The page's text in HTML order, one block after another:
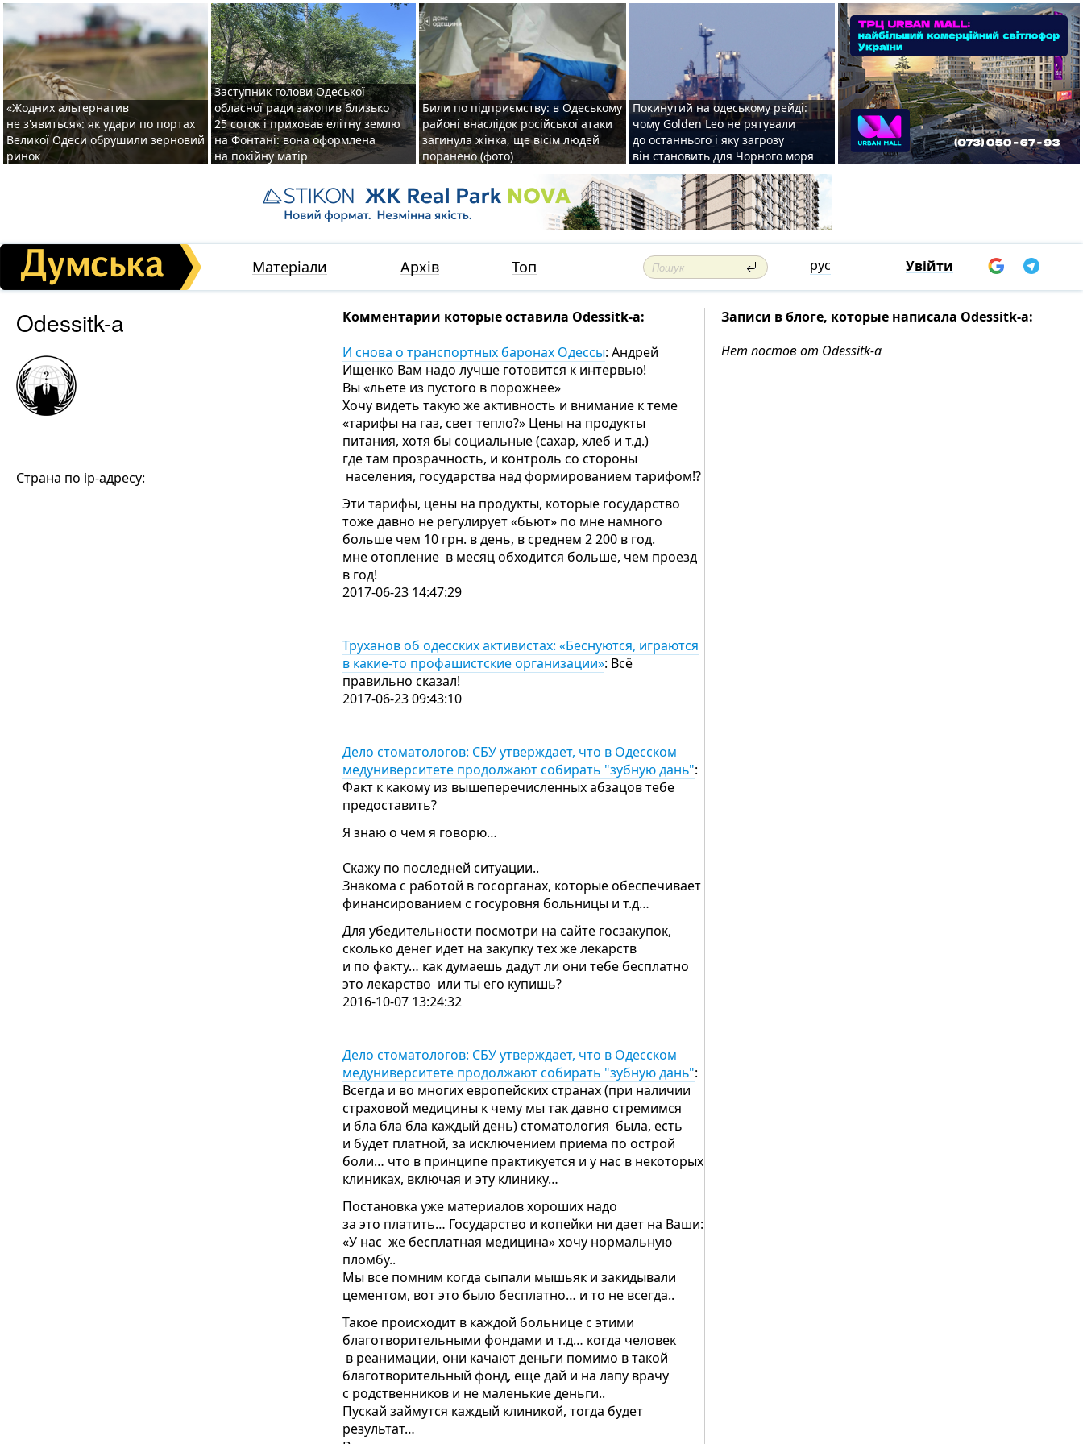
«Жодних альтернатив
не з'явиться»: як удари по портах
Великої Одеси обрушили зерновий
ринок
Заступник голови Одеської
обласної ради захопив близько
25 соток і приховав елітну землю
на Фонтані: вона оформлена
на покійну матір
Били по підприємству: в Одеському
районі внаслідок російської атаки
загинула жінка, ще вісім людей
поранено (фото)
Покинутий на одеському рейді:
чому Golden Leo не рятували
до останнього і яку загрозу
він становить для Чорного моря
Матеріали Архів Топ рус Увійти
Odessitk-a
Страна по ip-адресу:
Комментарии которые оставила Odessitk-a:
И снова о транспортных баронах Одессы: Андрей
Ищенко Вам надо лучше готовится к интервью!
Вы «льете из пустого в порожнее»
Хочу видеть такую же активность и внимание к теме
«тарифы на газ, свет тепло?» Цены на продукты
питания, хотя бы социальные (сахар, хлеб и т.д.)
где там прозрачность, и контроль со стороны
населения, государства над формированием тарифом!?
Эти тарифы, цены на продукты, которые государство
тоже давно не регулирует «бьют» по мне намного
больше чем 10 грн. в день, в среднем 2 200 в год.
мне отопление в месяц обходится больше, чем проезд
в год!
2017-06-23 14:47:29
Труханов об одесских активистах: «Беснуются, играются
в какие-то профашистские организации»: Всё
правильно сказал!
2017-06-23 09:43:10
Дело стоматологов: СБУ утверждает, что в Одесском
медуниверситете продолжают собирать "зубную дань":
Факт к какому из вышеперечисленных абзацов тебе
предоставить?
Я знаю о чем я говорю…
Скажу по последней ситуации..
Знакома с работой в госорганах, которые обеспечивает
финансированием с госуровня больницы и т.д…
Для убедительности посмотри на сайте госзакупок,
сколько денег идет на закупку тех же лекарств
и по факту… как думаешь дадут ли они тебе бесплатно
это лекарство или ты его купишь?
2016-10-07 13:24:32
Дело стоматологов: СБУ утверждает, что в Одесском
медуниверситете продолжают собирать "зубную дань":
Всегда и во многих европейских странах (при наличии
страховой медицины к чему мы так давно стремимся
и бла бла бла каждый день) стоматология была, есть
и будет платной, за исключением приема по острой
боли… что в принципе практикуется и у нас в некоторых
клиниках, включая и эту клинику…
Постановка уже материалов хороших надо
за это платить… Государство и копейки ни дает на Ваши:
«У нас же бесплатная медицина» хочу нормальную
пломбу..
Мы все помним когда сыпали мышьяк и закидывали
цементом, вот это было бесплатно… и то не всегда..
Такое происходит в каждой больнице с этими
благотворительными фондами и т.д… когда человек
в реанимации, они качают деньги помимо в такой
благотворительный фонд, еще дай и на лапу врачу
с родственников и не маленькие деньги..
Пускай займутся каждый клиникой, тогда будет
результат…
Записи в блоге, которые написала Odessitk-a:
Нет постов от Odessitk-a